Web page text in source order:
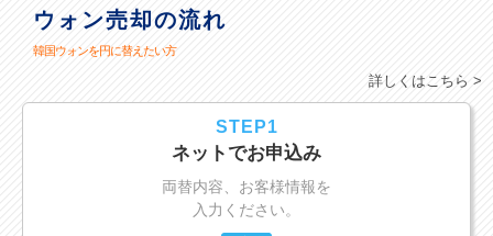
ウォン売却の流れ
韓国ウォンを円に替えたい方
詳しくはこちら >
STEP1
ネットでお申込み
両替内容、お客様情報を
入力ください。